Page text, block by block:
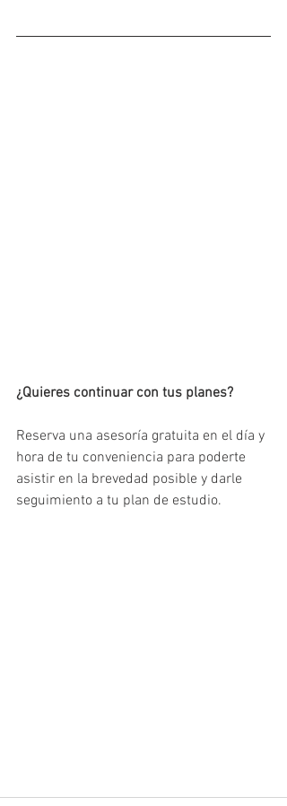
¿Quieres continuar con tus planes?
Reserva una asesoría gratuita en el día y
hora de tu conveniencia para poderte
asistir en la brevedad posible y darle
seguimiento a tu plan de estudio.